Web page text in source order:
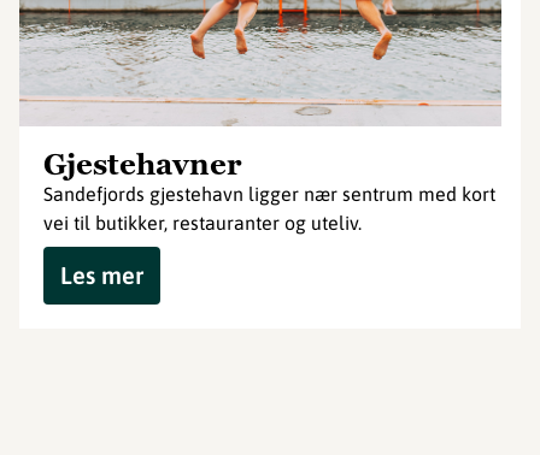
Gjestehavner
Sandefjords gjestehavn ligger nær sentrum med kort
vei til butikker, restauranter og uteliv.
Les mer